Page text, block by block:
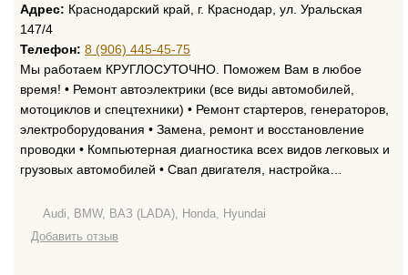
Адрес: Краснодарский край, г. Краснодар, ул. Уральская
147/4
Телефон: 8 (906) 445-45-75
Мы работаем КРУГЛОСУТОЧНО. Поможем Вам в любое
время! • Ремонт автоэлектрики (все виды автомобилей,
мотоциклов и спецтехники) • Ремонт стартеров, генераторов,
электроборудования • Замена, ремонт и восстановление
проводки • Компьютерная диагностика всех видов легковых и
грузовых автомобилей • Свап двигателя, настройка…
Audi, BMW, ВАЗ (LADA), Honda, Hyundai
Добавить отзыв